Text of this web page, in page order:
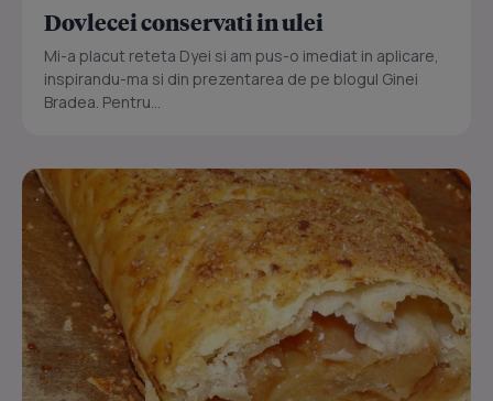
Dovlecei conservati in ulei
Mi-a placut reteta Dyei si am pus-o imediat in aplicare,
inspirandu-ma si din prezentarea de pe blogul Ginei
Bradea. Pentru...